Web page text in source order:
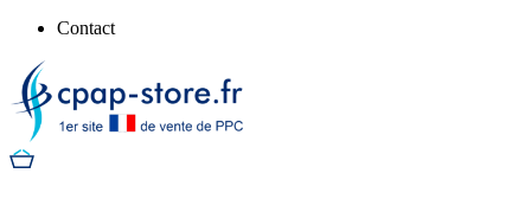
Contact